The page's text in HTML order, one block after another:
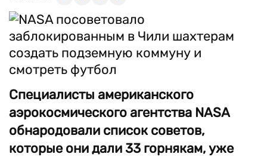
Специалисты американского
аэрокосмического агентства NASA
обнародовали список советов,
которые они дали 33 горнякам, уже